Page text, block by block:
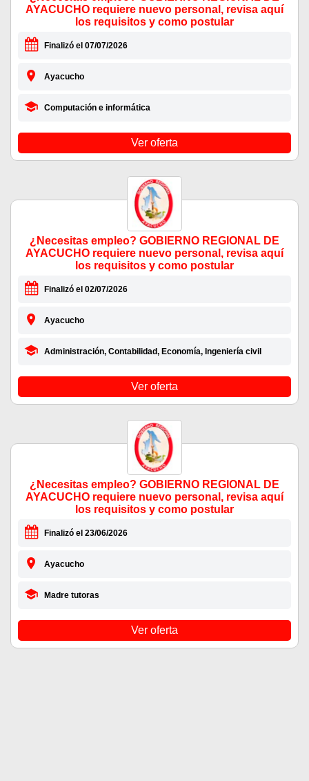
AYACUCHO requiere nuevo personal, revisa aquí
los requisitos y como postular
Finalizó el 07/07/2026
Ayacucho
Computación e informática
Ver oferta
¿Necesitas empleo? GOBIERNO REGIONAL DE
AYACUCHO requiere nuevo personal, revisa aquí
los requisitos y como postular
Finalizó el 02/07/2026
Ayacucho
Administración, Contabilidad, Economía, Ingeniería civil
Ver oferta
¿Necesitas empleo? GOBIERNO REGIONAL DE
AYACUCHO requiere nuevo personal, revisa aquí
los requisitos y como postular
Finalizó el 23/06/2026
Ayacucho
Madre tutoras
Ver oferta